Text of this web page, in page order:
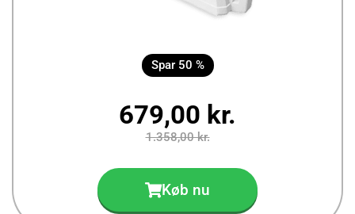
Spar 50 %
679,00 kr.
1.358,00 kr.
Køb nu